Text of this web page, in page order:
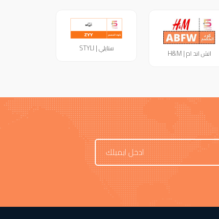
اتش اند ام | H&M ستايلي | STYLI